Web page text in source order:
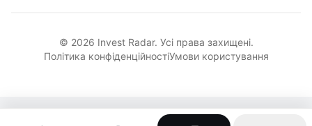
© 2026 Invest Radar. Усі права захищені.
Політика конфіденційностіУмови користування